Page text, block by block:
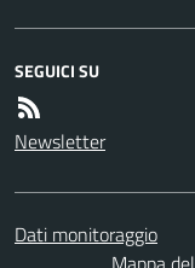
SEGUICI SU
Newsletter
Dati monitoraggio